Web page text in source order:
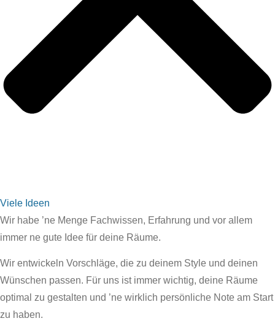
Viele Ideen
Wir habe ’ne Menge Fachwissen, Erfahrung und vor allem
immer ne gute Idee für deine Räume.
Wir entwickeln Vorschläge, die zu deinem Style und deinen
Wünschen passen. Für uns ist immer wichtig, deine Räume
optimal zu gestalten und ’ne wirklich persönliche Note am Start
zu haben.